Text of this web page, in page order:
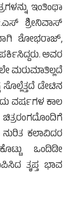
ಇಂತಿಂಥಾ
ಶ್ರೀನಿವಾಸ್
ಶೋಭರಾಜ್,
ಅವರ
ಮರುಮಾತಿಲ್ಲದೆ
ಡೇಟಿನ
ವರ್ಷಗಳ ಕಾಲ
ಕಲಾವಿದರ
ಒಂದಿಡೀ
ತೃಪ್ತ ಭಾವ